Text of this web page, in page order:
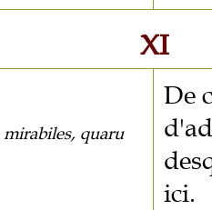
XI
quaru
De
ici.